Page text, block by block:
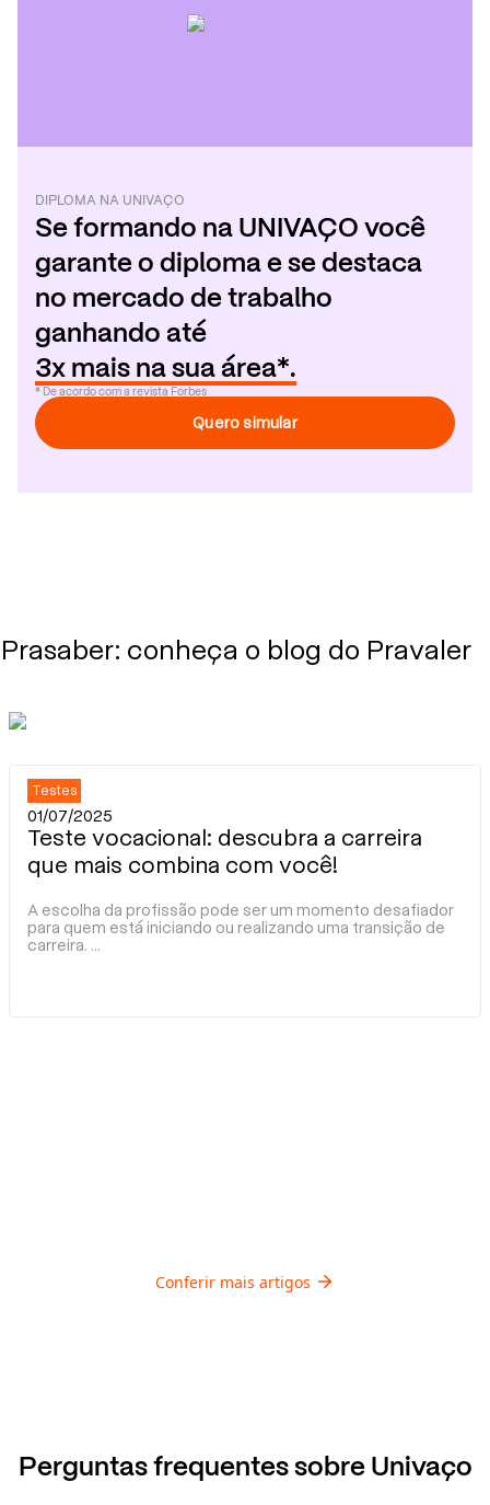
DIPLOMA NA UNIVAÇO
Se formando na UNIVAÇO você
garante o diploma e se destaca
no mercado de trabalho
ganhando até
3x mais na sua área*.
* De acordo com a revista Forbes
Quero simular
Prasaber: conheça o blog do Pravaler
Testes
01/07/2025
Teste vocacional: descubra a carreira
que mais combina com você!
A escolha da profissão pode ser um momento desafiador
para quem está iniciando ou realizando uma transição de
carreira. ...
Conferir mais artigos
Perguntas frequentes sobre Univaço